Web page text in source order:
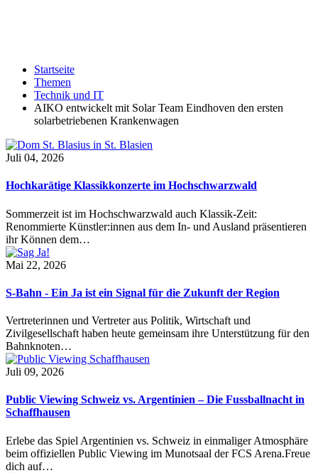
Startseite
Themen
Technik und IT
AIKO entwickelt mit Solar Team Eindhoven den ersten
solarbetriebenen Krankenwagen
Juli 04, 2026
Hochkarätige Klassikkonzerte im Hochschwarzwald
Sommerzeit ist im Hochschwarzwald auch Klassik-Zeit:
Renommierte Künstler:innen aus dem In- und Ausland präsentieren
ihr Können dem…
Mai 22, 2026
S-Bahn - Ein Ja ist ein Signal für die Zukunft der Region
Vertreterinnen und Vertreter aus Politik, Wirtschaft und
Zivilgesellschaft haben heute gemeinsam ihre Unterstützung für den
Bahnknoten…
Juli 09, 2026
Public Viewing Schweiz vs. Argentinien – Die Fussballnacht in
Schaffhausen
Erlebe das Spiel Argentinien vs. Schweiz in einmaliger Atmosphäre
beim offiziellen Public Viewing im Munotsaal der FCS Arena.Freue
dich auf…